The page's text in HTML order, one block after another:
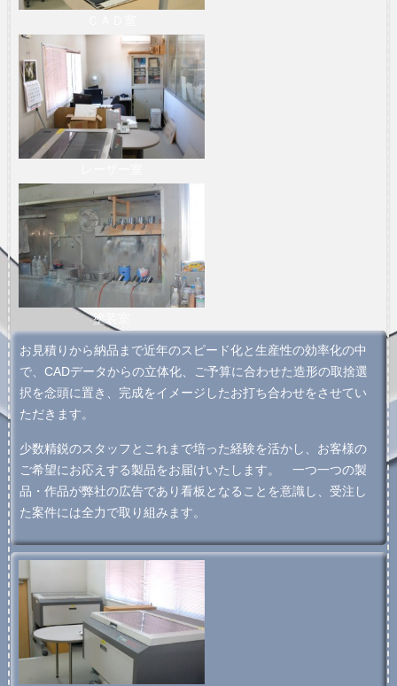
塗装室
お見積りから納品まで近年のスピード化と生産性の効率化の中
で、CADデータからの立体化、ご予算に合わせた造形の取捨選
択を念頭に置き、完成をイメージしたお打ち合わせをさせてい
ただきます。
少数精鋭のスタッフとこれまで培った経験を活かし、お客様の
ご希望にお応えする製品をお届けいたします。 一つ一つの製
品・作品が弊社の広告であり看板となることを意識し、受注し
た案件には全力で取り組みます。